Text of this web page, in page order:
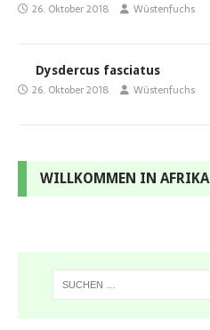
26. Oktober 2018 Wüstenfuchs
Dysdercus fasciatus
26. Oktober 2018 Wüstenfuchs
WILLKOMMEN IN AFRIKA